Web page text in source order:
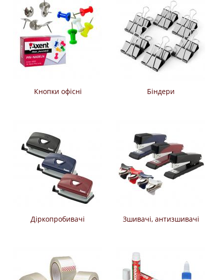
Кнопки офісні Біндери
Діркопробивачі Зшивачі, антизшивачі